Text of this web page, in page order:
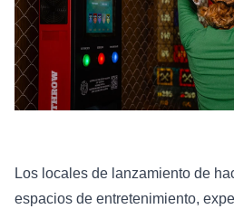
Los locales de lanzamiento de
espacios de entretenimiento,